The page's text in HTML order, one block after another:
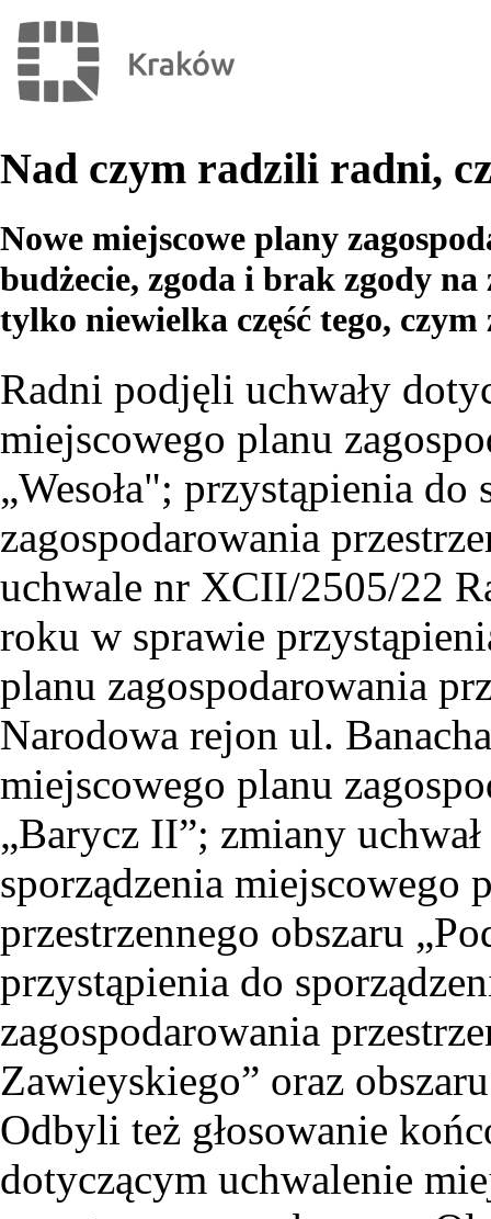
Nad czym radzili radni,
Nowe miejscowe plany
budżecie, zgoda i brak zgody
tylko niewielka część tego,
Radni podjęli uchwały
miejscowego planu
„Wesoła"; przystąpienia
zagospodarowania
uchwale nr XCII/2505/22
roku w sprawie
planu zagospodarowania
Narodowa rejon ul.
miejscowego planu
„Barycz II”; zmiany
sporządzenia miejscowego
przestrzennego obszaru
przystąpienia do
zagospodarowania
Zawieyskiego” oraz
Odbyli też głosowanie
dotyczącym uchwalenie